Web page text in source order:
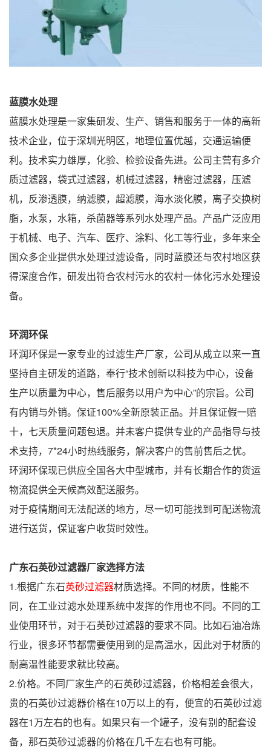
蓝膜水处理
蓝膜水处理是一家集研发、生产、销售和服务于一体的高新
技术企业，位于深圳光明区，地理位置优越，交通运输便
利。技术实力雄厚，化验、检验设备先进。公司主营有多介
质过滤器，袋式过滤器，机械过滤器，精密过滤器，压滤
机，反渗透膜，纳滤膜，超滤膜，海水淡化膜，离子交换树
脂，水泵，水箱，杀菌器等系列水处理产品。产品广泛应用
于机械、电子、汽车、医疗、涂料、化工等行业，多年来全
国众多企业提供水处理过滤设备，同时蓝膜还与农村地区获
得深度合作，研发出符合农村污水的农村一体化污水处理设
备。
环润环保
环润环保是一家专业的过滤生产厂家，公司从成立以来一直
坚持自主研发的道路，奉行“技术创新以科技为中心，设备
生产以质量为中心，售后服务以用户为中心”的宗旨。公司
有内销与外销。保证100%全新原装正品。并且保证假一赔
十，七天质量问题包退。并未客户提供专业的产品指导与技
术支持，7*24小时热线服务，解决客户的售前售后之忧。
环润环保现已供应全国各大中型城市，并有长期合作的货运
物流提供全天候高效配送服务。
对于疫情期间无法配送的地方，尽一切可能找到可配送物流
进行送货，保证客户收货时效性。
广东石英砂过滤器厂家选择方法
1.根据广东石英砂过滤器材质选择。不同的材质，性能不
同，在工业过滤水处理系统中发挥的作用也不同。不同的工
业使用环节，对于石英砂过滤器的要求不同。比如石油冶炼
行业，很多环节都需要使用到的是高温水，因此对于材质的
耐高温性能要求就比较高。
2.价格。不同厂家生产的石英砂过滤器，价格相差会很大，
贵的石英砂过滤器价格在10万以上的有，便宜的石英砂过滤
器在1万左右的也有。如果只有一个罐子，没有别的配套设
备，那石英砂过滤器的价格在几千左右也有可能。